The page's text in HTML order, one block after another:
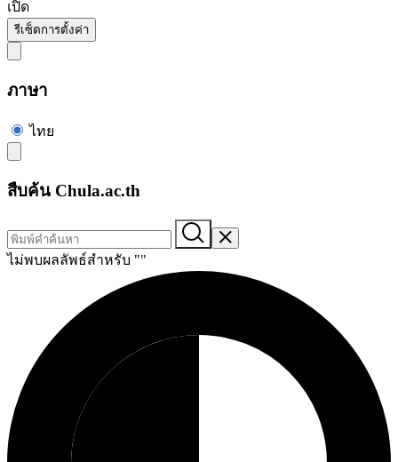
เปิด
รีเซ็ตการตั้งค่า
ภาษา
ไทย
สืบค้น Chula.ac.th
ไม่พบผลลัพธ์สำหรับ ""